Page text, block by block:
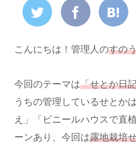
こんにちは！管理人のすの
今回のテーマは「せとか日
うちの管理しているせとか
え」「ビニールハウスで直
ーンあり、今回は露地栽培